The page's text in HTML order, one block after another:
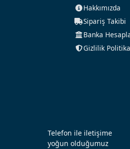
Hakkımızda
Sipariş Takibi
Banka
Gizlilik
Telefon ile iletişime
yoğun olduğumuz